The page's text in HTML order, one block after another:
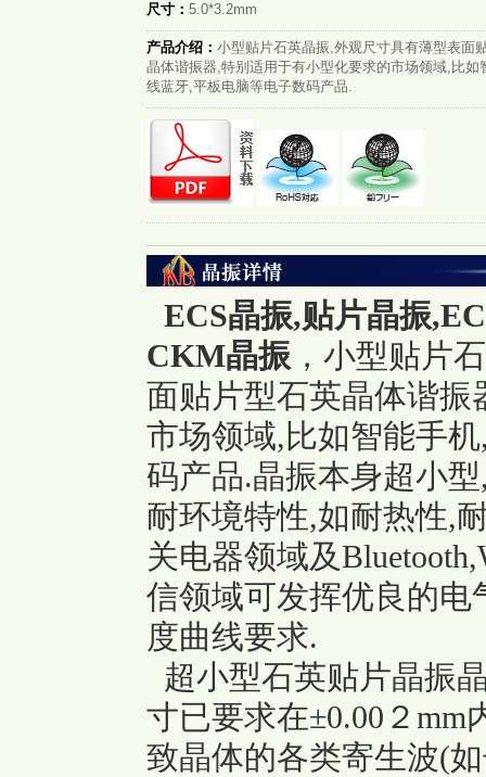
尺寸： 5.0*3.2mm
产品介绍： 小型贴片石英晶振,外观尺寸具有薄型表面
晶体谐振器,特别适用于有小型化要求的市场领域,比如
线蓝牙,平板电脑等电子数码产品.
ECS晶振,贴片晶振
CKM晶振 ，小型贴片
面贴片型石英晶体谐
市场领域,比如智能手
码产品.晶振本身超小
耐环境特性,如耐热性,
关电器领域及
信领域可发挥优良的
度曲线要求.
超小型石英贴片晶振
寸已要求在±0.00２
致晶体的各类寄生波(